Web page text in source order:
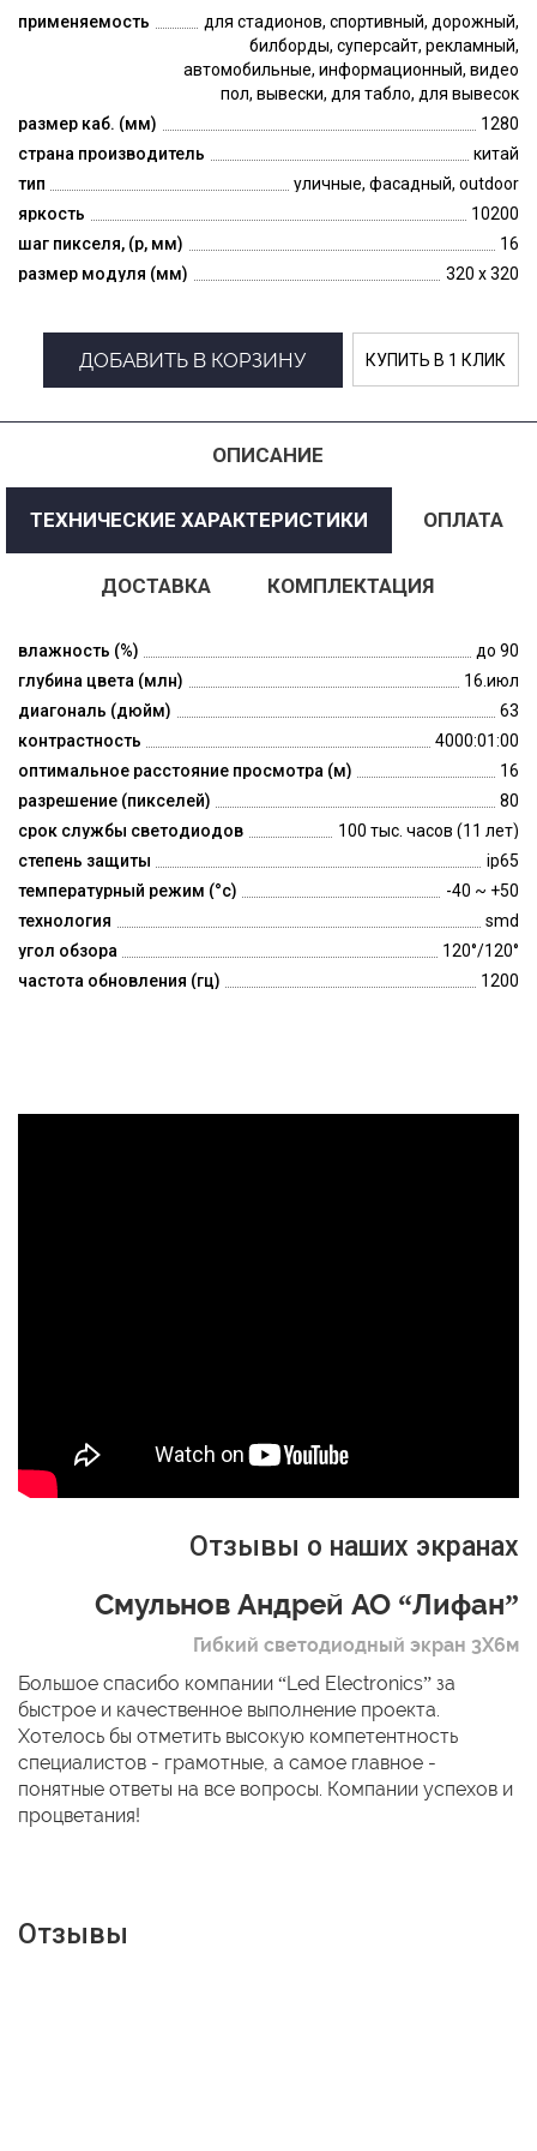
применяемость
для стадионов, спортивный, дорожный,
билборды, суперсайт, рекламный,
автомобильные, информационный, видео
пол, вывески, для табло, для вывесок
размер каб. (мм)
1280
страна производитель
китай
тип
уличные, фасадный, outdoor
яркость
10200
шаг пикселя, (p, мм)
16
размер модуля (мм)
320 x 320
ДОБАВИТЬ В КОРЗИНУ КУПИТЬ В 1 КЛИК
ОПИСАНИЕ
ТЕХНИЧЕСКИЕ ХАРАКТЕРИСТИКИ ОПЛАТА
ДОСТАВКА КОМПЛЕКТАЦИЯ
влажность (%)
до 90
глубина цвета (млн)
16.июл
диагональ (дюйм)
63
контрастность
4000:01:00
оптимальное расстояние просмотра (м)
16
разрешение (пикселей)
80
срок службы светодиодов
100 тыс. часов (11 лет)
степень защиты
ip65
температурный режим (°c)
-40 ~ +50
технология
smd
угол обзора
120°/120°
частота обновления (гц)
1200
Отзывы о наших экранах
Смульнов Андрей АО “Лифан”
Гибкий светодиодный экран 3Х6м
Большое спасибо компании “Led Electronics” за
быстрое и качественное выполнение проекта.
Хотелось бы отметить высокую компетентность
специалистов - грамотные, а самое главное -
понятные ответы на все вопросы. Компании успехов и
процветания!
Отзывы